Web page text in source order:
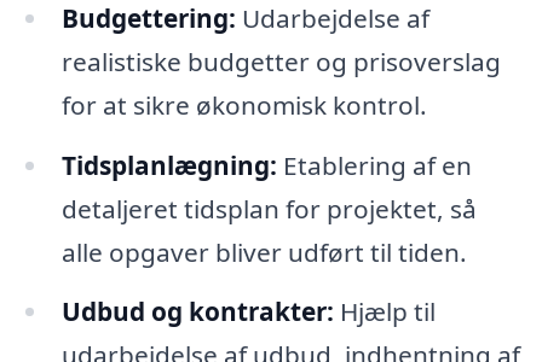
Budgettering: Udarbejdelse af
realistiske budgetter og prisoverslag
for at sikre økonomisk kontrol.
Tidsplanlægning: Etablering af en
detaljeret tidsplan for projektet, så
alle opgaver bliver udført til tiden.
Udbud og kontrakter: Hjælp til